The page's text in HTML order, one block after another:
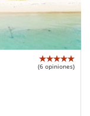
(6 opiniones)